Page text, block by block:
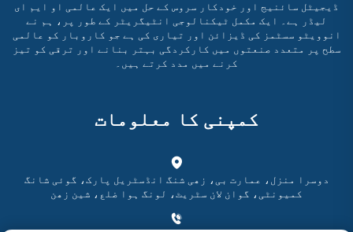
ڈیجیٹل سائنیج اور خودکار سروس کے حل میں ایک عالمی او ایم ای
لیڈر ہے۔ ایک مکمل ٹیکنالوجی انٹیگریٹر کے طور پر، ہم نے
انوویٹو سسٹمز کی ڈیزائن اور تیاری کی ہے جو کاروبار کو عالمی
سطح پر متعدد صنعتوں میں کارکردگی بہتر بنانے اور ترقی کو تیز
کرنے میں مدد کرتے ہیں۔
کمپنی کا معلومات
دوسرا منزل، عمارت بی، زھی شنگ انڈسٹریل پارک، گوئی شانگ
کمیونٹی، گوان لان سٹریٹ، لونگ ہوا ضلع، شین زھن